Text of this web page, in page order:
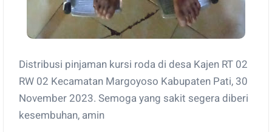
Distribusi pinjaman kursi roda di desa Kajen RT 02
RW 02 Kecamatan Margoyoso Kabupaten Pati, 30
November 2023. Semoga yang sakit segera diberi
kesembuhan, amin